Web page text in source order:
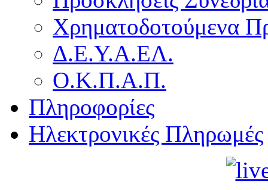
Χρηματοδοτούμενα
Δ.Ε.Υ.Α.ΕΛ.
Ο.Κ.Π.Α.Π.
Πληροφορίες
Ηλεκτρονικές Πληρωμές